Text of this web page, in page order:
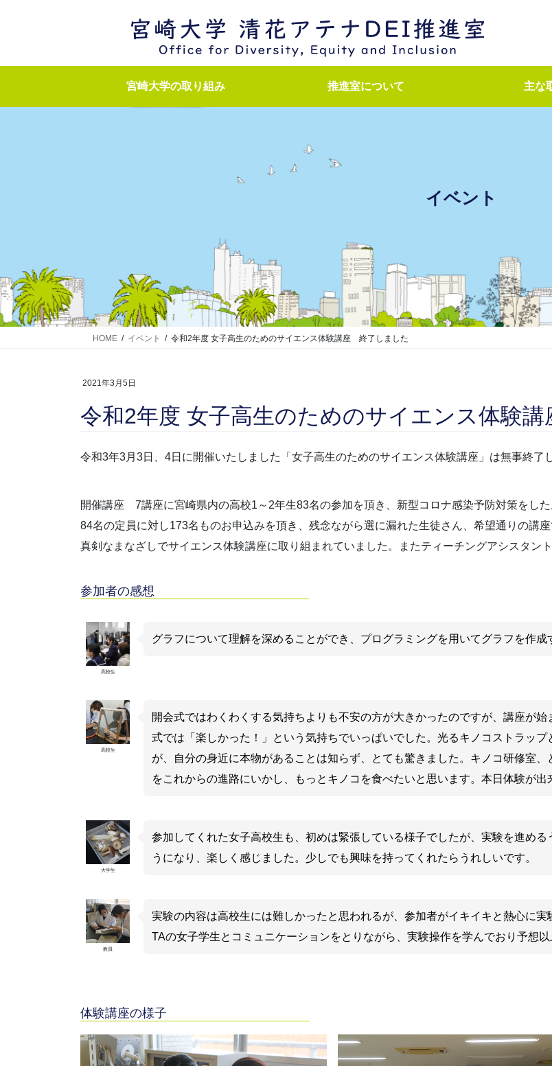
宮崎大学の取り組み 推進室について 主な
イベント
HOME イベント 令和2年度 女子高生のためのサイエンス体験講座 終了しました
2021年3月5日
令和2年度 女子高生のためのサイエンス体験
令和3年3月3日、4日に開催いたしました「女子高生のためのサイエンス体験講座」は無事終了
開催講座 7講座に宮崎県内の高校1～2年生83名の参加を頂き、新型コロナ感染予防対策をした
84名の定員に対し173名ものお申込みを頂き、残念ながら選に漏れた生徒さん、希望通りの講
真剣なまなざしでサイエンス体験講座に取り組まれていました。またティーチングアシスタ
参加者の感想
高校生
グラフについて理解を深めることができ、プログラミングを用いてグラフを作
高校生
開会式ではわくわくする気持ちよりも不安の方が大きかったのですが、講座が
式では「楽しかった！」という気持ちでいっぱいでした。光るキノコストラッ
が、自分の身近に本物があることは知らず、とても驚きました。キノコ研修室
をこれからの進路にいかし、もっとキノコを食べたいと思います。本日体験が出
大学生
参加してくれた女子高校生も、初めは緊張している様子でしたが、実験を進め
うになり、楽しく感じました。少しでも興味を持ってくれたらうれしいです。
教員
実験の内容は高校生には難しかったと思われるが、参加者がイキイキと熱心に実
TAの女子学生とコミュニケーションをとりながら、実験操作を学んでおり予想以
体験講座の様子